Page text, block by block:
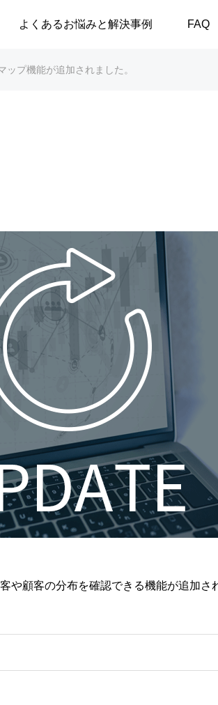
よくあるお悩みと解決事例 FAQ
ップ機能が追加されました。
顧客の分布を確認できる機能が追加さ